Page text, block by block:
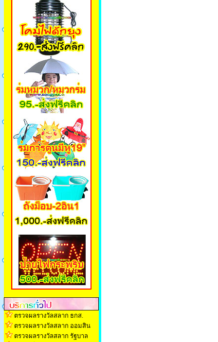
ตรวจผลรางวัลสลาก ธกส.
ตรวจผลรางวัลสลาก ออมสิน
ตรวจผลรางวัลสลาก รัฐบาล